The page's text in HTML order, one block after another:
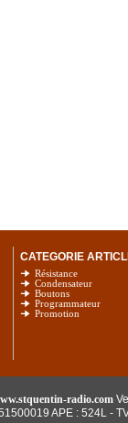
CATEGORIE
Résistance
Condensateur
Boutons
Programmateur
Promotion
radio.com
APE : 524L -